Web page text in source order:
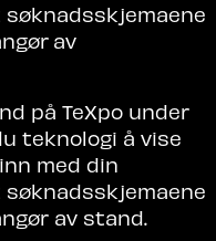
av
på TeXpo under
teknologi å vise
med din
av stand.